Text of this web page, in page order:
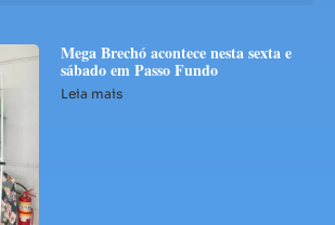
Mega Brechó acontece nesta sexta e
sábado em Passo Fundo
Leia mais